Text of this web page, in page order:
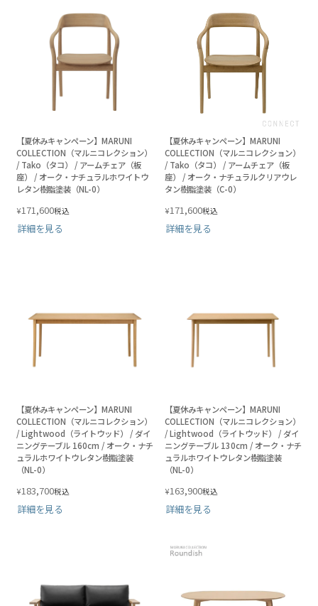
【夏休みキャンペーン】MARUNI
COLLECTION（マルニコレクション）
/ Tako（タコ） / アームチェア（板
座） / オーク・ナチュラルホワイトウ
レタン樹脂塗装（NL-0）
¥171,600税込
詳細を見る
【夏休みキャンペーン】MARUNI
COLLECTION（マルニコレクション）
/ Tako（タコ） / アームチェア（板
座） / オーク・ナチュラルクリアウレ
タン樹脂塗装（C-0）
¥171,600税込
詳細を見る
【夏休みキャンペーン】MARUNI
COLLECTION（マルニコレクション）
/ Lightwood（ライトウッド） / ダイ
ニングテーブル 160cm / オーク・ナチ
ュラルホワイトウレタン樹脂塗装
（NL-0）
¥183,700税込
詳細を見る
【夏休みキャンペーン】MARUNI
COLLECTION（マルニコレクション）
/ Lightwood（ライトウッド） / ダイ
ニングテーブル 130cm / オーク・ナチ
ュラルホワイトウレタン樹脂塗装
（NL-0）
¥163,900税込
詳細を見る